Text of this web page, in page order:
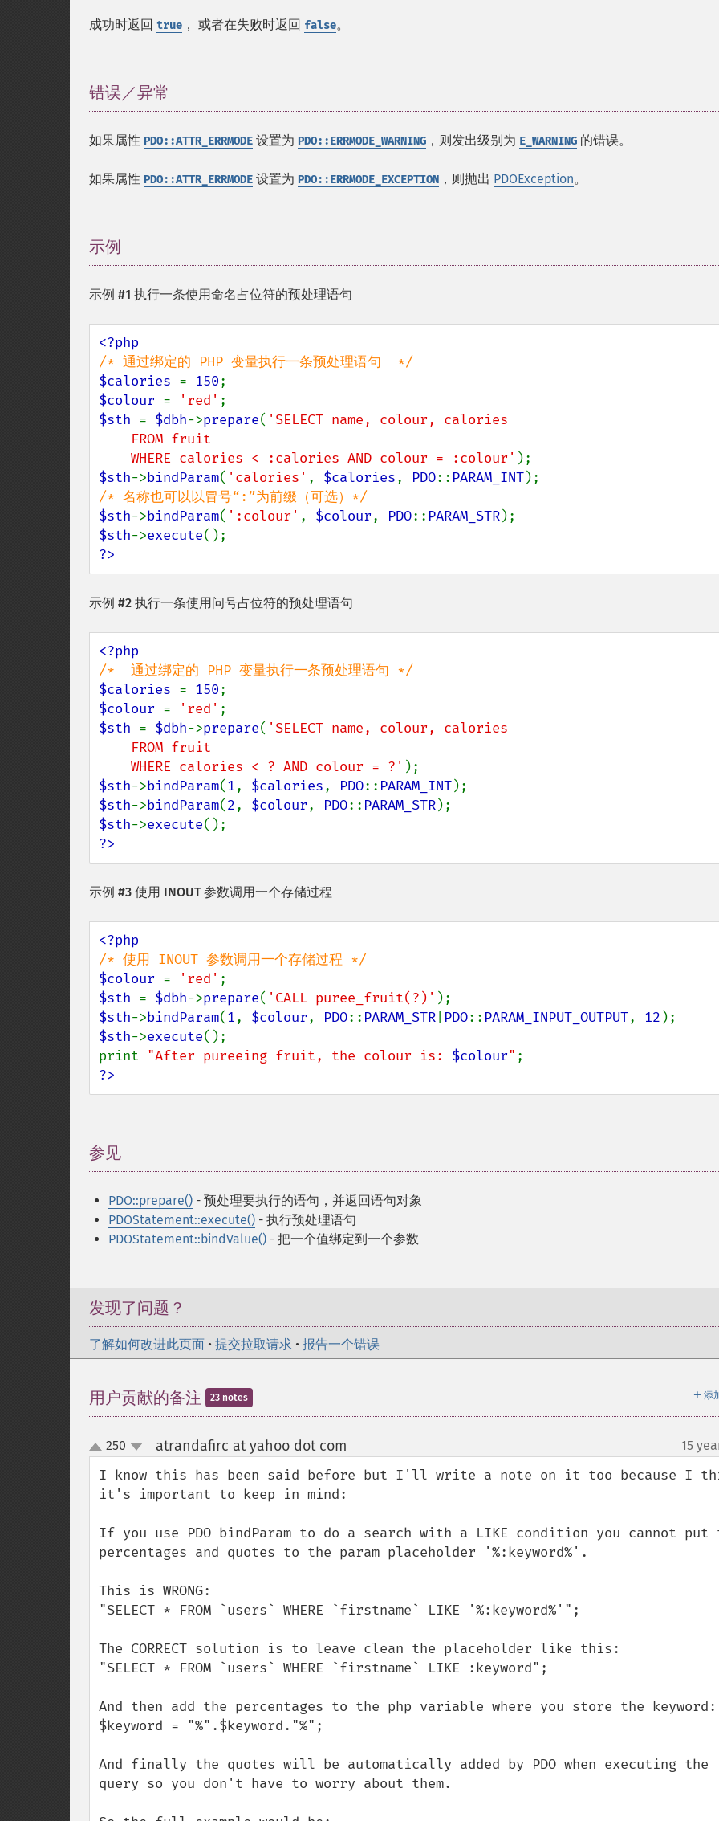
成功时返回 true ， 或者在失败时返回 false。
错误／异常
如果属性 PDO::ATTR_ERRMODE 设置为 PDO::ERRMODE_WARNING ，则发出级别为 E_WARNING 的错误。
如果属性 PDO::ATTR_ERRMODE 设置为 PDO::ERRMODE_EXCEPTION ，则抛出 PDOException。
示例
示例 #1 执行一条使用命名占位符的预处理语句
$calories = 150
$colour = 'red'
$sth = $dbh->prepare( 'SELECT name, colour, calories
    WHERE calories < :calories AND colour = :colour'
$sth->bindParam( 'calories' , $calories, PDO:: PARAM_INT
$sth->bindParam( ':colour' , $colour, PDO:: PARAM_STR
$sth->execute
?>
示例 #2 执行一条使用问号占位符的预处理语句
$calories = 150
$colour = 'red'
$sth = $dbh->prepare( 'SELECT name, colour, calories
    WHERE calories < ? AND colour = ?'
$sth->bindParam(1, $calories, PDO:: PARAM_INT
$sth->bindParam(2, $colour, PDO:: PARAM_STR
$sth->execute
?>
示例 #3 使用 INOUT 参数调用一个存储过程
$colour = 'red'
$sth = $dbh->prepare( 'CALL puree_fruit(?)'
$sth->bindParam(1, $colour, PDO:: PARAM_STR PDO:: PARAM_INPUT_OUTPUT, 12
$sth->execute();
print "After pureeing fruit, the colour is: $colour"
?>
参见
PDO::prepare() - 预处理要执行的语句，并返回语句对象
PDOStatement::execute() - 执行预处理语句
PDOStatement::bindValue() - 把一个值绑定到一个参数
发现了问题？
了解如何改进此页面 • 提交拉取请求 • 报告一个错误
＋ 添
用户贡献的备注 23 notes
up
down
250 atrandafirc at yahoo dot com 15
I know this has been said before but I'll write a note on it too because I
it's important to keep in mind:
If you use PDO bindParam to do a search with a LIKE condition you cannot put
percentages and quotes to the param placeholder '%:keyword%'.
This is WRONG:
"SELECT * FROM `users` WHERE `firstname` LIKE '%:keyword%'";
The CORRECT solution is to leave clean the placeholder like this:
"SELECT * FROM `users` WHERE `firstname` LIKE :keyword";
And then add the percentages to the php variable where you store the keyword:
$keyword = "%".$keyword."%";
And finally the quotes will be automatically added by PDO when executing the
query so you don't have to worry about them.